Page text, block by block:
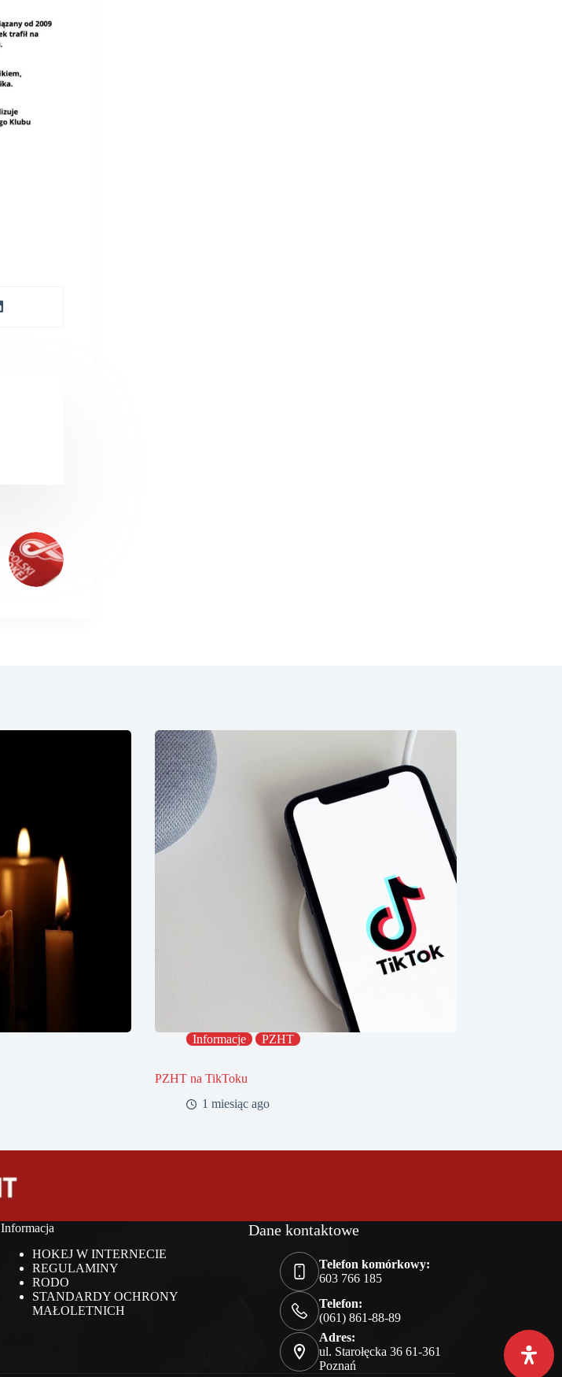
Informacje PZHT
PZHT na TikToku
1 miesiąc ago
Informacja
HOKEJ W INTERNECIE
REGULAMINY
RODO
STANDARDY OCHRONY
MAŁOLETNICH
Dane kontaktowe
Telefon komórkowy:
603 766 185
Telefon:
(061) 861-88-89
Adres:
ul. Starołęcka 36 61-361
Poznań